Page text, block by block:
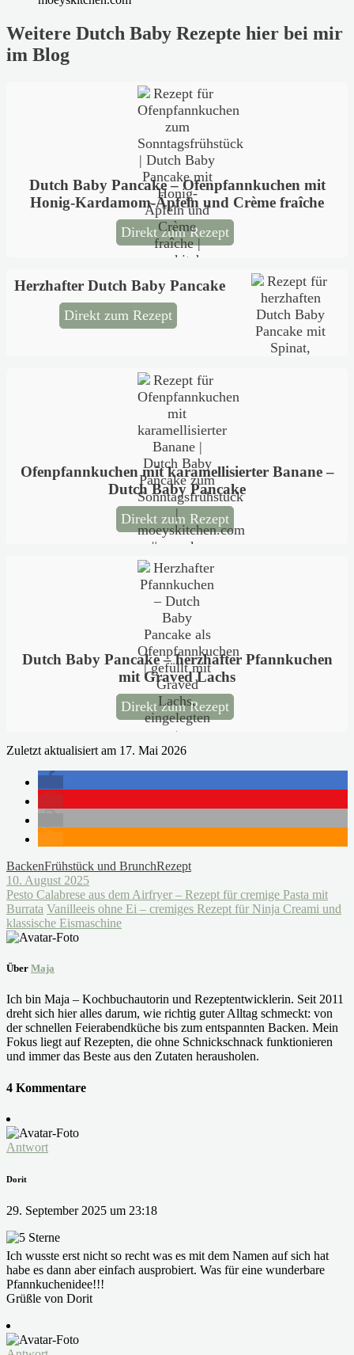
Weitere Dutch Baby Rezepte hier bei mir
im Blog
Dutch Baby Pancake – Ofenpfannkuchen mit
Honig-Kardamom-Äpfeln und Crème fraîche
Direkt zum Rezept
Herzhafter Dutch Baby Pancake
Direkt zum Rezept
Ofenpfannkuchen mit karamellisierter Banane –
Dutch Baby Pancake
Direkt zum Rezept
Dutch Baby Pancake – herzhafter Pfannkuchen
mit Graved Lachs
Direkt zum Rezept
Zuletzt aktualisiert am 17. Mai 2026
BackenFrühstück und BrunchRezept
10. August 2025
Pesto Calabrese aus dem Airfryer – Rezept für cremige Pasta mit
Burrata Vanilleeis ohne Ei – cremiges Rezept für Ninja Creami und
klassische Eismaschine
Über Maja
Ich bin Maja – Kochbuchautorin und Rezeptentwicklerin. Seit 2011
dreht sich hier alles darum, wie richtig guter Alltag schmeckt: von
der schnellen Feierabendküche bis zum entspannten Backen. Mein
Fokus liegt auf Rezepten, die ohne Schnickschnack funktionieren
und immer das Beste aus den Zutaten herausholen.
4 Kommentare
Antwort
Dorit
29. September 2025 um 23:18
Ich wusste erst nicht so recht was es mit dem Namen auf sich hat
habe es dann aber einfach ausprobiert. Was für eine wunderbare
Pfannkuchenidee!!!
Grüßle von Dorit